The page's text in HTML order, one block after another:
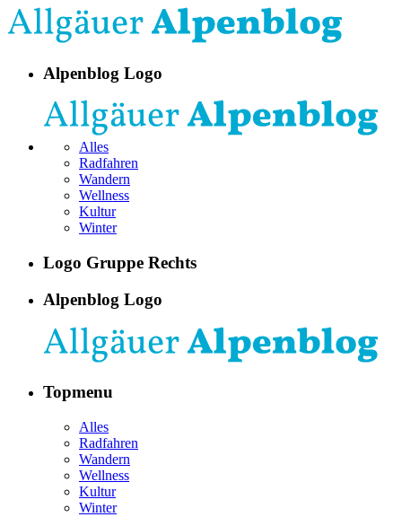
Alpenblog Logo
Alles
Radfahren
Wandern
Wellness
Kultur
Winter
Logo Gruppe Rechts
Alpenblog Logo
Topmenu
Alles
Radfahren
Wandern
Wellness
Kultur
Winter